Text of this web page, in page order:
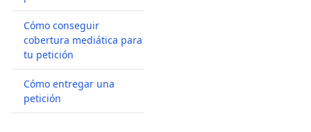
Cómo conseguir
cobertura mediática para
tu petición
Cómo entregar una
petición